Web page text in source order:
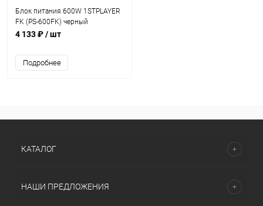
Блок питания 600W 1STPLAYER
FK (PS-600FK) черный
4 133 ₽/ шт
Подробнее
КАТАЛОГ
НАШИ ПРЕДЛОЖЕНИЯ